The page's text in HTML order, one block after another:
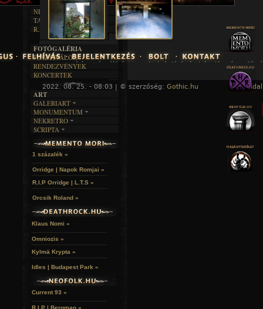
A hozzászóláshoz regisztráció és bejelentkezés
2022. 08. 25. - 08:03 | © szerzőség: Gothic.hu « Főoldal
ÍRÁSTÖRTÉNET
SZÖVEGES
RENDEZVÉNYEK
NEKROMANTIKA
AKTUÁLIS
A MÚLT
TAJTÉKOS NAPOK
R.I.P.
FOTÓGALÉRIA
FESZTIVÁLOK
RENDEZVÉNYEK
KONCERTEK
ART
GALERIART
ARTGALERI
KÉPREGÉNYEK
LAKÁSKULTS
MONUMENTUM
TEMETŐK
TEMPLOMOK
VÁRAK
HELYEK
NEKRETRO
SZUBKULT
FEKETE LYUK
RELIKVIÁK
SCRIPTA
NOVELLÁK
VERSEK
1 százalék »
Orridge | Napok Romjai »
R.I.P Orridge | L.T.S »
Orcsik Roland »
Klaus Nomi »
Omniozis »
Kylmä Krypta »
Idles | Budapest Park »
Current 93 »